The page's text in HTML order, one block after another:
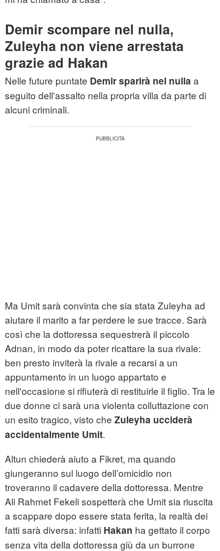
Demir scompare nel nulla,
Zuleyha non viene arrestata
grazie ad Hakan
Nelle future puntate Demirsparirà nel nulla a
seguito dell'assalto nella propria villa da parte di
alcuni criminali.
Ma Umit sarà convinta che sia stata Zuleyha ad
aiutare il marito a far perdere le sue tracce. Sarà
così che la dottoressa sequestrerà il piccolo
Adnan, in modo da poter ricattare la sua rivale:
ben presto inviterà la rivale a recarsi a un
appuntamento in un luogo appartato e
nell'occasione si rifiuterà di restituirle il figlio. Tra le
due donne ci sarà una violenta colluttazione con
un esito tragico, visto che Zuleyha ucciderà
accidentalmente Umit.
Altun chiederà aiuto a Fikret, ma quando
giungeranno sul luogo dell’omicidio non
troveranno il cadavere della dottoressa. Mentre
Ali Rahmet Fekeli sospetterà che Umit sia riuscita
a scappare dopo essere stata ferita, la realtà dei
fatti sarà diversa: infatti Hakan ha gettato il corpo
senza vita della dottoressa giù da un burrone